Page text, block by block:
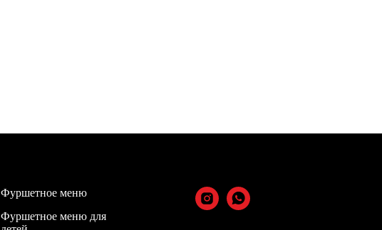
Фуршетное меню
Фуршетное меню для